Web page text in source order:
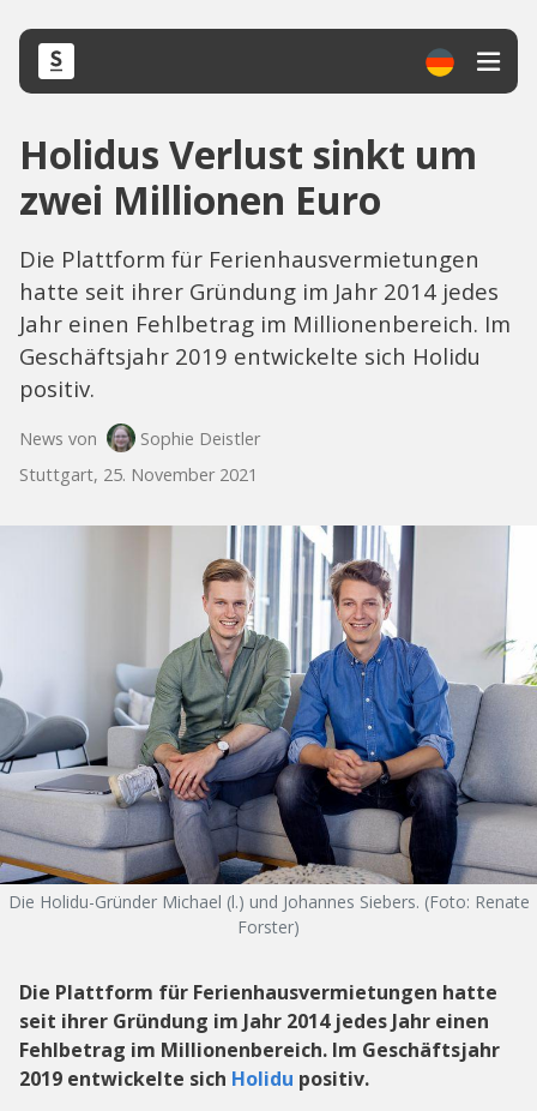
Holidus Verlust sinkt um
zwei Millionen Euro
Die Plattform für Ferienhausvermietungen
hatte seit ihrer Gründung im Jahr 2014 jedes
Jahr einen Fehlbetrag im Millionenbereich. Im
Geschäftsjahr 2019 entwickelte sich Holidu
positiv.
News von
Sophie Deistler
Stuttgart, 25. November 2021
Die Holidu-Gründer Michael (l.) und Johannes Siebers. (Foto: Renate
Forster)
Die Plattform für Ferienhausvermietungen hatte
seit ihrer Gründung im Jahr 2014 jedes Jahr einen
Fehlbetrag im Millionenbereich. Im Geschäftsjahr
2019 entwickelte sich Holidu positiv.